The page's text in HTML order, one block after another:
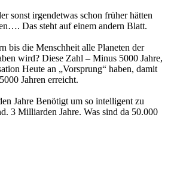
sonst irgendetwas schon früher hätten
Das steht auf einem andern Blatt.
bis die Menschheit alle Planeten der
wird? Diese Zahl – Minus 5000 Jahre,
Heute an „Vorsprung“ haben, damit
Jahren erreicht.
Jahre Benötigt um so intelligent zu
3 Milliarden Jahre. Was sind da 50.000